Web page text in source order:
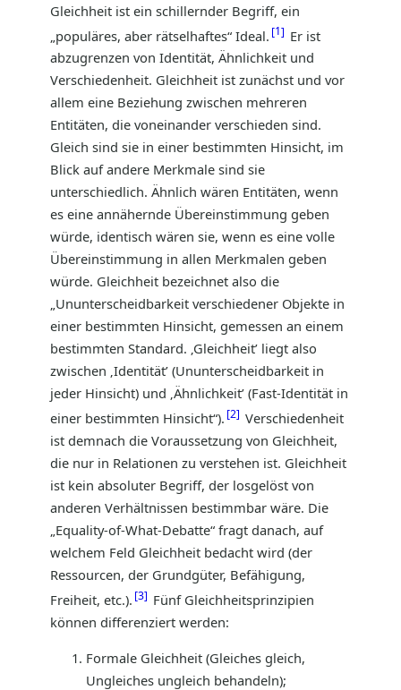
Gleichheit ist ein schillernder Begriff, ein
„populäres, aber rätselhaftes“ Ideal. 1
Er ist
abzugrenzen von Identität, Ähnlichkeit und
Verschiedenheit. Gleichheit ist zunächst und vor
allem eine Beziehung zwischen mehreren
Entitäten, die voneinander verschieden sind.
Gleich sind sie in einer bestimmten Hinsicht, im
Blick auf andere Merkmale sind sie
unterschiedlich. Ähnlich wären Entitäten, wenn
es eine annähernde Übereinstimmung geben
würde, identisch wären sie, wenn es eine volle
Übereinstimmung in allen Merkmalen geben
würde. Gleichheit bezeichnet also die
„Ununterscheidbarkeit verschiedener Objekte in
einer bestimmten Hinsicht, gemessen an einem
bestimmten Standard. ‚Gleichheit’ liegt also
zwischen ‚Identität’ (Ununterscheidbarkeit in
jeder Hinsicht) und ‚Ähnlichkeit’ (Fast-Identität in
einer bestimmten Hinsicht“). 2 Verschiedenheit
ist demnach die Voraussetzung von Gleichheit,
die nur in Relationen zu verstehen ist. Gleichheit
ist kein absoluter Begriff, der losgelöst von
anderen Verhältnissen bestimmbar wäre. Die
„Equality-of-What-Debatte“ fragt danach, auf
welchem Feld Gleichheit bedacht wird (der
Ressourcen, der Grundgüter, Befähigung,
Freiheit, etc.). 3
Fünf Gleichheitsprinzipien
können differenziert werden:
Formale Gleichheit (Gleiches gleich,
Ungleiches ungleich behandeln);